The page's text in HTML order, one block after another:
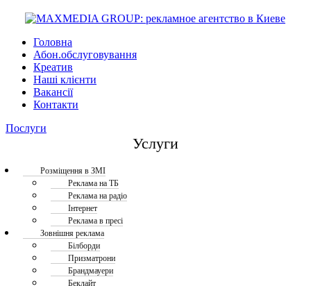
Головна
Абон.обслуговування
Креатив
Наші клієнти
Вакансії
Контакти
Послуги
Услуги
Розміщення в ЗМІ
Реклама на ТБ
Реклама на радіо
Інтернет
Реклама в пресі
Зовнішня реклама
Білборди
Призматрони
Брандмауери
Беклайт